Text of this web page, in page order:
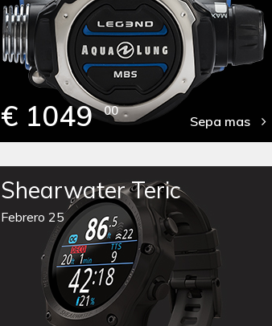
€ 1049 00
Sepa mas
Shearwater Teric
Febrero 25